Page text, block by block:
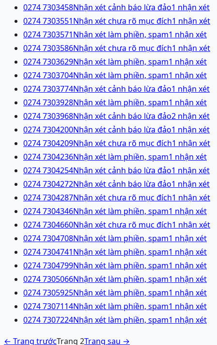
0274 7303458Nhận xét cảnh báo lừa đảo1 nhận xét
0274 7303551Nhận xét chưa rõ mục đích1 nhận xét
0274 7303571Nhận xét làm phiền, spam1 nhận xét
0274 7303586Nhận xét chưa rõ mục đích1 nhận xét
0274 7303629Nhận xét làm phiền, spam1 nhận xét
0274 7303704Nhận xét làm phiền, spam1 nhận xét
0274 7303774Nhận xét cảnh báo lừa đảo1 nhận xét
0274 7303928Nhận xét làm phiền, spam1 nhận xét
0274 7303968Nhận xét cảnh báo lừa đảo2 nhận xét
0274 7304200Nhận xét cảnh báo lừa đảo1 nhận xét
0274 7304209Nhận xét chưa rõ mục đích1 nhận xét
0274 7304236Nhận xét làm phiền, spam1 nhận xét
0274 7304254Nhận xét cảnh báo lừa đảo1 nhận xét
0274 7304272Nhận xét cảnh báo lừa đảo1 nhận xét
0274 7304287Nhận xét chưa rõ mục đích1 nhận xét
0274 7304346Nhận xét làm phiền, spam1 nhận xét
0274 7304660Nhận xét chưa rõ mục đích1 nhận xét
0274 7304708Nhận xét làm phiền, spam1 nhận xét
0274 7304741Nhận xét làm phiền, spam1 nhận xét
0274 7304799Nhận xét làm phiền, spam1 nhận xét
0274 7305066Nhận xét làm phiền, spam1 nhận xét
0274 7305925Nhận xét làm phiền, spam1 nhận xét
0274 7307114Nhận xét làm phiền, spam1 nhận xét
0274 7307224Nhận xét làm phiền, spam1 nhận xét
← Trang trướcTrang 2Trang sau →